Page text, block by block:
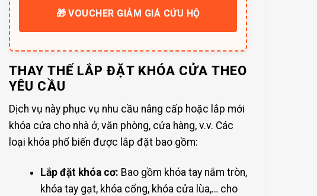
🎁 VOUCHER GIẢM GIÁ CỨU HỘ
THAY THẾ LẮP ĐẶT KHÓA CỬA THEO
YÊU CẦU
Dịch vụ này phục vụ nhu cầu nâng cấp hoặc lắp mới
khóa cửa cho nhà ở, văn phòng, cửa hàng, v.v. Các
loại khóa phổ biến được lắp đặt bao gồm:
Lắp đặt khóa cơ: Bao gồm khóa tay nắm tròn,
khóa tay gạt, khóa cổng, khóa cửa lùa,… cho